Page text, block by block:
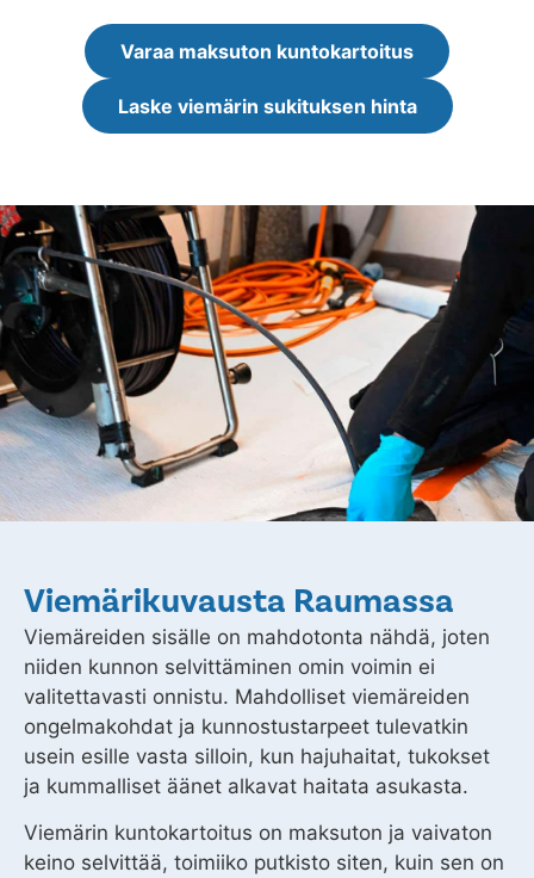
Varaa maksuton kuntokartoitus
Laske viemärin sukituksen hinta
Viemärikuvausta Raumassa
Viemäreiden sisälle on mahdotonta nähdä, joten
niiden kunnon selvittäminen omin voimin ei
valitettavasti onnistu. Mahdolliset viemäreiden
ongelmakohdat ja kunnostustarpeet tulevatkin
usein esille vasta silloin, kun hajuhaitat, tukokset
ja kummalliset äänet alkavat haitata asukasta.
Viemärin kuntokartoitus on maksuton ja vaivaton
keino selvittää, toimiiko putkisto siten, kuin sen on